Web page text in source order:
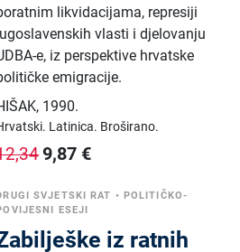
likvidacijama, represiji
vlasti i djelovanju
e, iz perspektive hrvatske
emigracije.
, 1990.
Latinica. Broširano.
9,87 €
SVJETSKI RAT • POLITIČKO-
ESEJI
iz ratnih